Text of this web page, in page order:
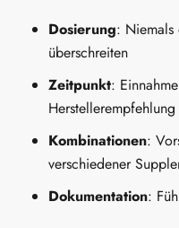
Dosierung: Niemals
überschreiten
Zeitpunkt:
Herstellerempfehlung
Kombinationen:
verschiedener
Dokumentation: